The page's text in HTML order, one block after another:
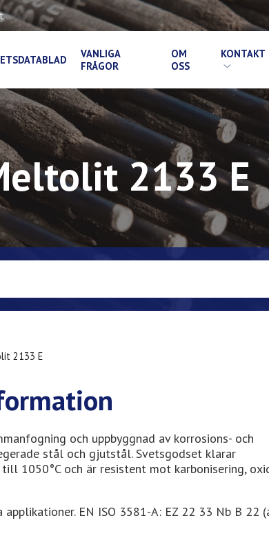
VANLIGA
FRÅGOR
OM
OSS
KONTAKT
2133 E
2133 E
och uppbyggnad av korrosions- och
stål och gjutstål. Svetsgodset klarar
1050°C och är resistent mot karbonisering,
applikationer. EN ISO 3581-A: EZ 22 33 Nb B 22